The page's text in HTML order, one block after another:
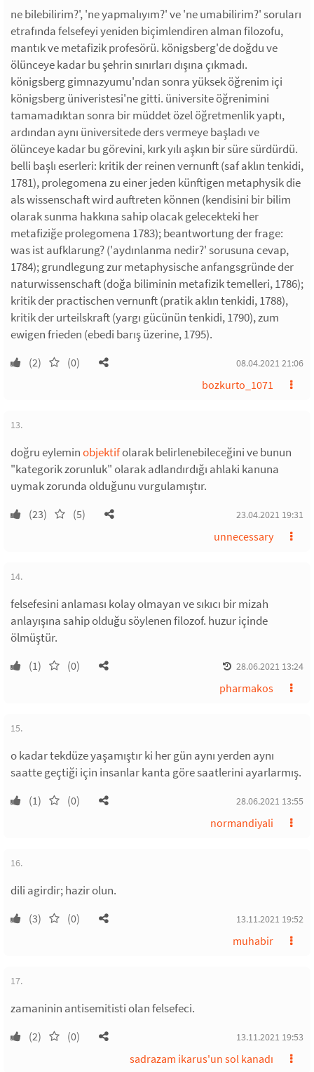
ne bilebilirim?', 'ne yapmalıyım?' ve 'ne umabilirim?' soruları
etrafında felsefeyi yeniden biçimlendiren alman filozofu,
mantık ve metafizik profesörü. königsberg'de doğdu ve
ölünceye kadar bu şehrin sınırları dışına çıkmadı.
königsberg gimnazyumu'ndan sonra yüksek öğrenim içi
königsberg üniveristesi'ne gitti. üniversite öğrenimini
tamamadıktan sonra bir müddet özel öğretmenlik yaptı,
ardından aynı üniversitede ders vermeye başladı ve
ölünceye kadar bu görevini, kırk yılı aşkın bir süre sürdürdü.
belli başlı eserleri: kritik der reinen vernunft (saf aklın tenkidi,
1781), prolegomena zu einer jeden künftigen metaphysik die
als wissenschaft wird auftreten können (kendisini bir bilim
olarak sunma hakkına sahip olacak gelecekteki her
metafiziğe prolegomena 1783); beantwortung der frage:
was ist aufklarung? ('aydınlanma nedir?' sorusuna cevap,
1784); grundlegung zur metaphysische anfangsgründe der
naturwissenschaft (doğa biliminin metafizik temelleri, 1786);
kritik der practischen vernunft (pratik aklın tenkidi, 1788),
kritik der urteilskraft (yargı gücünün tenkidi, 1790), zum
ewigen frieden (ebedi barış üzerine, 1795).
(2) (0) 08.04.2021 21:06
bozkurto_1071
13.
doğru eyleminobjektifolarak belirlenebileceğini ve bunun
"kategorik zorunluk" olarak adlandırdığı ahlaki kanuna
uymak zorunda olduğunu vurgulamıştır.
(23) (5) 23.04.2021 19:31
unnecessary
14.
felsefesini anlaması kolay olmayan ve sıkıcı bir mizah
anlayışına sahip olduğu söylenen filozof. huzur içinde
ölmüştür.
(1) (0) 28.06.2021 13:24
pharmakos
15.
o kadar tekdüze yaşamıştır ki her gün aynı yerden aynı
saatte geçtiği için insanlar kanta göre saatlerini ayarlarmış.
(1) (0) 28.06.2021 13:55
normandiyali
16.
dili agirdir; hazir olun.
(3) (0) 13.11.2021 19:52
muhabir
17.
zamaninin antisemitisti olan felsefeci.
(2) (0) 13.11.2021 19:53
sadrazam ikarus'un sol kanadı